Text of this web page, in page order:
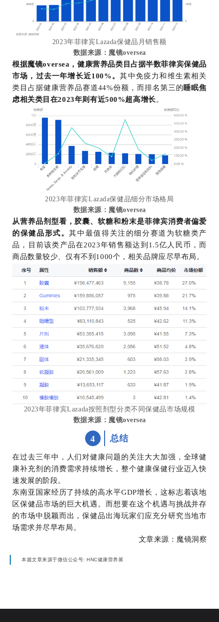
2023年菲律宾Lazada保健品月销售额
数据来源：魔镜oversea
根据魔镜oversea，健康营养品类目占据半数菲律宾保健品
市场，过去一年增长近100%。其中免疫力和维生素相关
类目占据健康营养品赛道44%份额，而排名第三的睡眠焦
虑相关类目在2023年则有近500%超高增长。
2023年菲律宾Lazada保健品细分市场格局
数据来源：魔镜oversea
从营养品剂型看，胶囊、软糖和粉末是菲律宾消费者偏爱
的保健品形式。其中最值得关注的细分赛道为软糖类产
品，目前该类产品在2023年销售额达到1.5亿人民币，而
商品数量较少、仅有不到1000个，相关品牌应尽早布局。
2023年菲律宾Lazada按照剂型分类不同保健品市场规模
数据来源：魔镜oversea
4 总结
在过去三年中，人们对健康问题的关注大大加强，全球健
康补充剂的消费需求持续增长，整个健康保健行业迈入快
速发展的阶段。
东南亚国家经历了持续的高水平GDP增长，这标志着该地
区保健品市场的巨大机遇。而想要在这个机遇与挑战并存
的市场中脱颖而出，保健品出海玩家们应充分研究当地市
场需求并尽早布局。
文章来源：魔镜洞察
本篇文章来源于微信公众号: HNC健康营养展